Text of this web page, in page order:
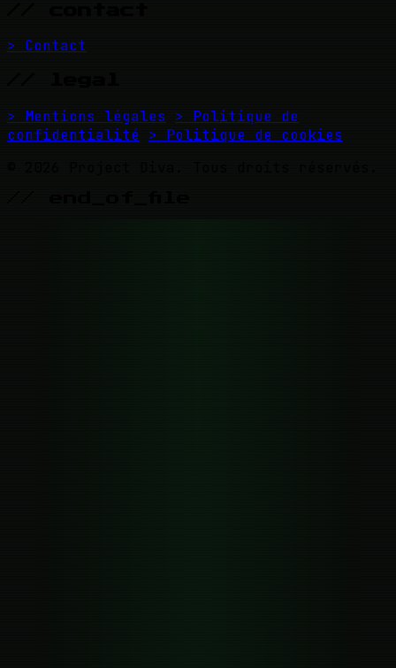
> Contact
> Mentions légales
> Politique de
confidentialité > Politique de cookies